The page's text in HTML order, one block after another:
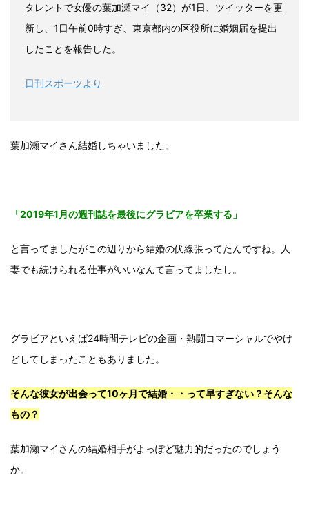
タレントで女優の葉加瀬マイ（32）が1日、ツイッターを更
新し、1日午前0時すぎ、東京都内の区役所に婚姻届を提出
したことを報告した。
日刊スポーツより
葉加瀬マイさん結婚しちゃいました。
「2019年1月の週刊誌を最後にグラビアを卒業する」
と言ってましたがこの辺りから結婚の伏線張ってたんですね。人
妻でも続けられる仕事がいいなんて言ってましたし。
グラビアといえば24時間テレビの企画・熱闘コマーシャルでやけ
どしてしまったこともありました。
そんな彼女が出会って10ヶ月で結婚・・って早すぎない？そんな
もの？
葉加瀬マイさんの結婚相手がよっぽど魅力的だったのでしょう
か。